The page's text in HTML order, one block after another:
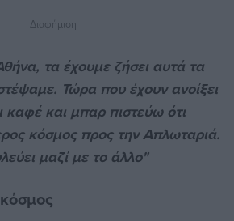
Διαφήμιση
τα έχουμε ζήσει αυτά τα
Τώρα που έχουν ανοίξει
καφέ και μπαρ πιστεύω ότι
κόσμος προς την Απλωταριά.
μαζί με το άλλο"